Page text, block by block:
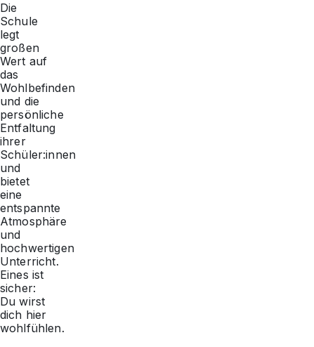
Die
Schule
legt
großen
Wert auf
das
Wohlbefinden
und die
persönliche
Entfaltung
ihrer
Schüler:innen
und
bietet
eine
entspannte
Atmosphäre
und
hochwertigen
Unterricht.
Eines ist
sicher:
Du wirst
dich hier
wohlfühlen.